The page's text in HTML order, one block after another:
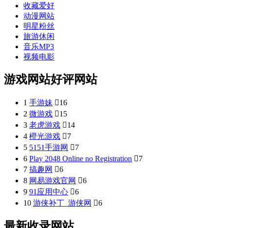
收藏爱好
动漫网站
明星粉丝
旅游休闲
音乐MP3
视频电影
游戏网站好评网站
1 手游妹 16
2 微游戏 15
3 老虎游戏 14
4 橙光游戏 7
5 5151手游网 7
6 Play 2048 Online no Registration 7
7 搞趣网 6
8 网易游戏官网 6
9 91应用中心 6
10 游侠补丁_游侠网 6